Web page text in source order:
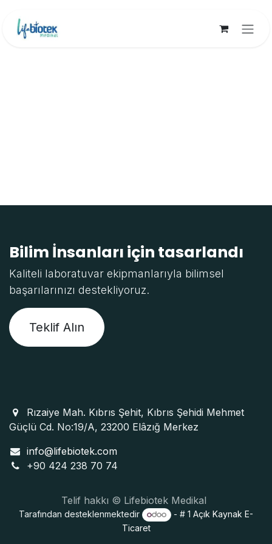
Bilim İnsanları için tasarlandı
Kaliteli laboratuvar ekipmanlarıyla bilimsel
başarılarınızı destekliyoruz.
Teklif Alın
Rızaiye Mah. Kıbrıs Şehit, Kıbrıs Şehidi Mehmet
Güçlü Cd. No:19/A, 23200 Elâzığ Merkez
info@lifebiotek.com
+90 424 238 70 74
Telif hakkı © Lifebiotek Medikal
Tarafından desteklenmektedir - # 1Açık Kaynak E-
Ticaret